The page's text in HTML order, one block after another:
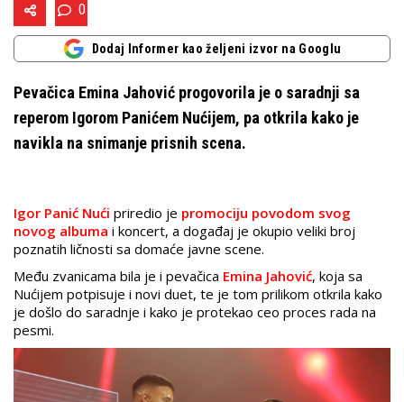
0
Dodaj Informer kao željeni izvor na Googlu
Pevačica Emina Jahović progovorila je o saradnji sa
reperom Igorom Panićem Nućijem, pa otkrila kako je
navikla na snimanje prisnih scena.
Igor Panić Nući priredio je promociju povodom svog
novog albuma i koncert, a događaj je okupio veliki broj
poznatih ličnosti sa domaće javne scene.
Među zvanicama bila je i pevačica Emina Jahović, koja sa
Nućijem potpisuje i novi duet, te je tom prilikom otkrila kako
je došlo do saradnje i kako je protekao ceo proces rada na
pesmi.